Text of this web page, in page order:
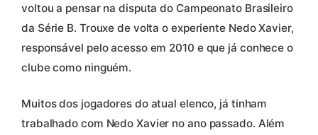
voltou a pensar na disputa do Campeonato Brasileiro
da Série B. Trouxe de volta o experiente Nedo Xavier,
responsável pelo acesso em 2010 e que já conhece o
clube como ninguém.
Muitos dos jogadores do atual elenco, já tinham
trabalhado com Nedo Xavier no ano passado. Além